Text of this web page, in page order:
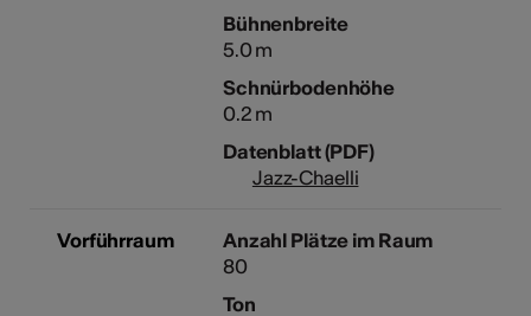
Bühnenbreite
5.0 m
Schnürbodenhöhe
0.2 m
Datenblatt (PDF)
Jazz-Chaelli
Vorführraum
Anzahl Plätze im Raum
80
Ton